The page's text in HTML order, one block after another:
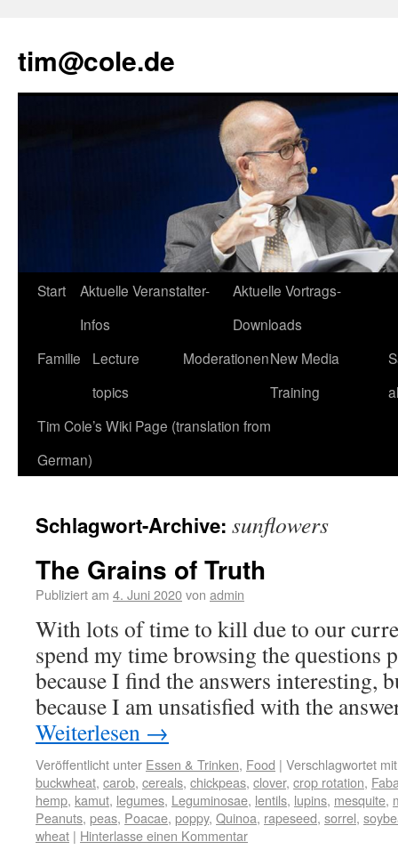
tim@cole.de
Start
Aktuelle Veranstalter-
Infos
Aktuelle Vortrags-
Downloads
Familie
Lecture
topics
ModerationenNew Media
Training
Tim Cole’s Wiki Page (translation from
German)
Schlagwort-Archive: sunflowers
The Grains of Truth
Publiziert am 4. Juni 2020von admin
With lots of time to kill due to our
spend my time browsing the questions
because I find the answers interesting,
because I am unsatisfied with the
Weiterlesen →
Veröffentlicht unter Essen & Trinken, Food | Verschlagwortet mit
buckwheat, carob, cereals, chickpeas, clover, crop rotation,
hemp, kamut, legumes, Leguminosae, lentils, lupins, mesquite,
Peanuts, peas, Poacae, poppy, Quinoa, rapeseed, sorrel,
wheat | Hinterlasse einen Kommentar